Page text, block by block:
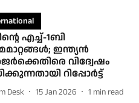
എച്ച്-1ബി
ഇന്ത്യൻ
വിദ്വേഷം
റിപ്പോർ‍ട്ട്
Desk 15 Jan 2026 1 min read